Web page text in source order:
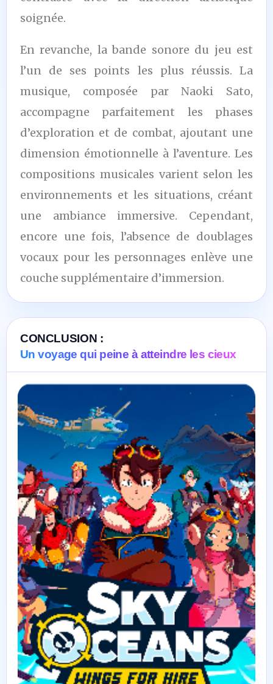
soignée.
En revanche, la bande sonore du jeu est
l’un de ses points les plus réussis. La
musique, composée par Naoki Sato,
accompagne parfaitement les phases
d’exploration et de combat, ajoutant une
dimension émotionnelle à l’aventure. Les
compositions musicales varient selon les
environnements et les situations, créant
une ambiance immersive. Cependant,
encore une fois, l’absence de doublages
vocaux pour les personnages enlève une
couche supplémentaire d’immersion.
CONCLUSION :
Un voyage qui peine à atteindre les cieux